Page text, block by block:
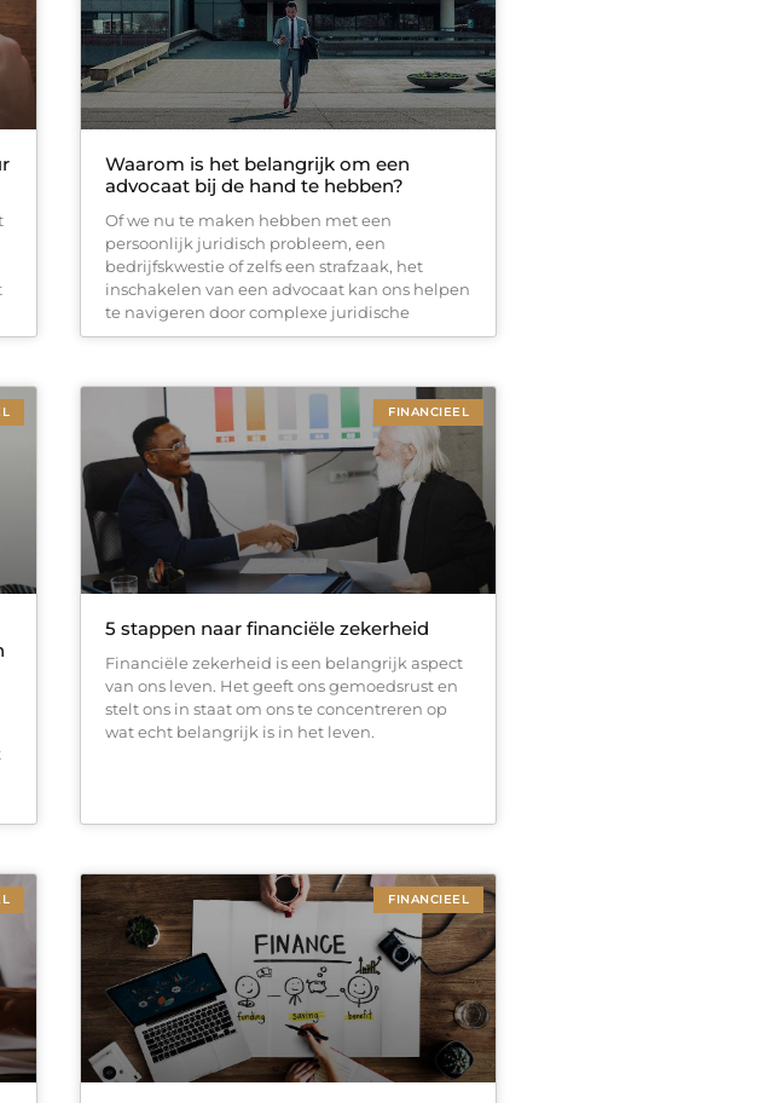
Waarom is het belangrijk om een
advocaat bij de hand te hebben?
Of we nu te maken hebben met een
persoonlijk juridisch probleem, een
bedrijfskwestie of zelfs een strafzaak, het
inschakelen van een advocaat kan ons helpen
te navigeren door complexe juridische
FINANCIEEL
5 stappen naar financiële zekerheid
Financiële zekerheid is een belangrijk aspect
van ons leven. Het geeft ons gemoedsrust en
stelt ons in staat om ons te concentreren op
wat echt belangrijk is in het leven.
FINANCIEEL